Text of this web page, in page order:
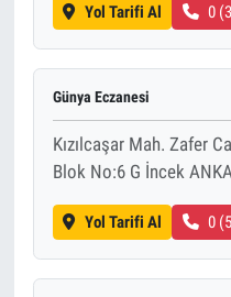
Yol Tarifi Al 0
Günya Eczanesi
Kızılcaşar Mah. Zafer
Blok No:6 G İncek
Yol Tarifi Al 0